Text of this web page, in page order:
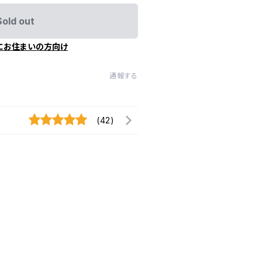
out
お住まいの方向け
通報する
(42)